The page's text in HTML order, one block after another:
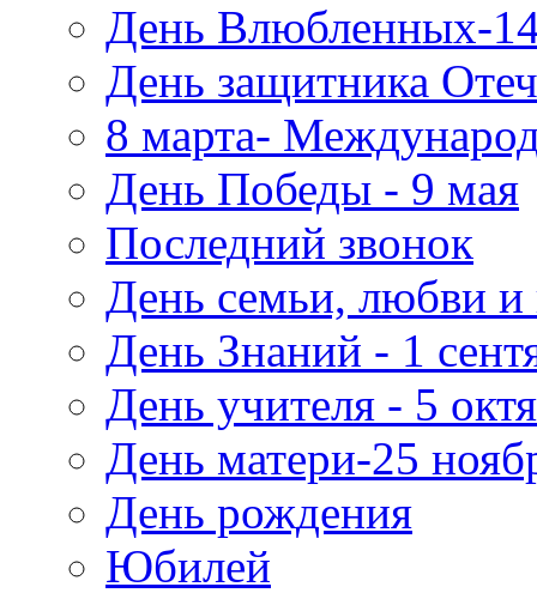
День Влюбленных-
День защитника
8 марта-
День Победы - 9 мая
Последний звонок
День семьи, любви и
День Знаний - 1
День учителя - 5
День матери-25
День рождения
Юбилей